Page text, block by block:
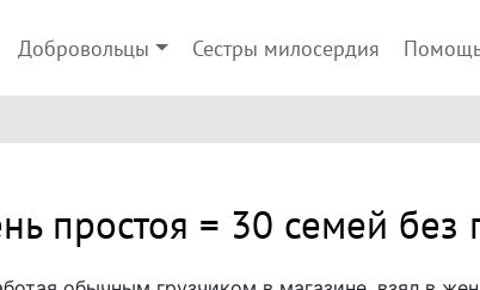
Добровольцы Сестры милосердия
простоя = 30 семей